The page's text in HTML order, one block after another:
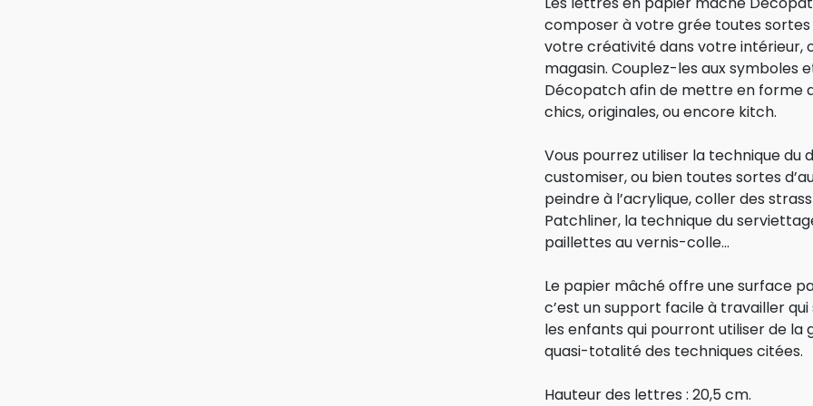
composer à votre grée toutes
votre créativité dans votre intérieur,
magasin. Couplez-les aux symboles
Décopatch afin de mettre en forme
chics, originales, ou encore kitch.
Vous pourrez utiliser la technique du
customiser, ou bien toutes sortes
peindre à l’acrylique, coller des
Patchliner, la technique du
paillettes au vernis-colle…
Le papier mâché offre une surface
c’est un support facile à travailler
les enfants qui pourront utiliser de la
quasi-totalité des techniques citées.
Hauteur des lettres : 20,5 cm.